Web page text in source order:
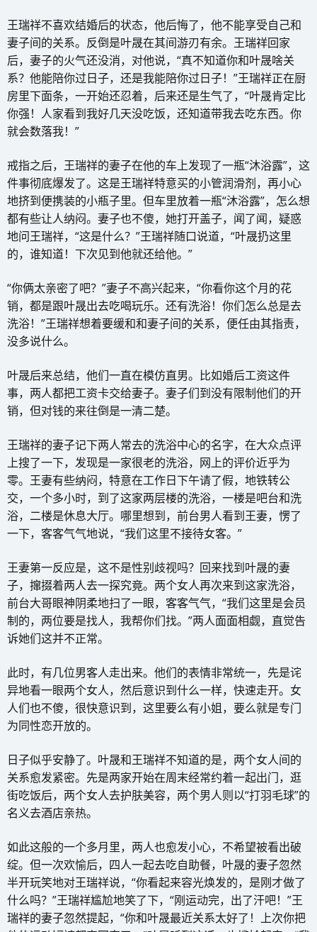
王瑞祥不喜欢结婚后的状态，他后悔了，他不能享受自己和
妻子间的关系。反倒是叶晟在其间游刃有余。王瑞祥回家
后，妻子的火气还没消，对他说，“真不知道你和叶晟啥关
系？他能陪你过日子，还是我能陪你过日子！”王瑞祥正在厨
房里下面条，一开始还忍着，后来还是生气了，“叶晟肯定比
你强！人家看到我好几天没吃饭，还知道带我去吃东西。你
就会数落我！”
戒指之后，王瑞祥的妻子在他的车上发现了一瓶“沐浴露”，这
件事彻底爆发了。这是王瑞祥特意买的小管润滑剂，再小心
地挤到便携装的小瓶子里。但车里放着一瓶“沐浴露”，怎么想
都有些让人纳闷。妻子也不傻，她打开盖子，闻了闻，疑惑
地问王瑞祥，“这是什么？”王瑞祥随口说道，“叶晟扔这里
的，谁知道！下次见到他就还给他。”
“你俩太亲密了吧？”妻子不高兴起来，“你看你这个月的花
销，都是跟叶晟出去吃喝玩乐。还有洗浴！你们怎么总是去
洗浴！”王瑞祥想着要缓和和妻子间的关系，便任由其指责，
没多说什么。
叶晟后来总结，他们一直在模仿直男。比如婚后工资这件
事，两人都把工资卡交给妻子。妻子们到没有限制他们的开
销，但对钱的来往倒是一清二楚。
王瑞祥的妻子记下两人常去的洗浴中心的名字，在大众点评
上搜了一下，发现是一家很老的洗浴，网上的评价近乎为
零。王妻有些纳闷，特意在工作日下午请了假，地铁转公
交，一个多小时，到了这家两层楼的洗浴，一楼是吧台和洗
浴，二楼是休息大厅。哪里想到，前台男人看到王妻，愣了
一下，客客气气地说，“我们这里不接待女客。”
王妻第一反应是，这不是性别歧视吗？回来找到叶晟的妻
子，撺掇着两人去一探究竟。两个女人再次来到这家洗浴，
前台大哥眼神阴柔地扫了一眼，客客气气，“我们这里是会员
制的，两位要是找人，我帮你们找。”两人面面相觑，直觉告
诉她们这并不正常。
此时，有几位男客人走出来。他们的表情非常统一，先是诧
异地看一眼两个女人，然后意识到什么一样，快速走开。女
人们也不傻，很快意识到，这里要么有小姐，要么就是专门
为同性恋开放的。
日子似乎安静了。叶晟和王瑞祥不知道的是，两个女人间的
关系愈发紧密。先是两家开始在周末经常约着一起出门，逛
街吃饭后，两个女人去护肤美容，两个男人则以“打羽毛球”的
名义去酒店亲热。
如此这般的一个多月里，两人也愈发小心，不希望被看出破
绽。但一次欢愉后，四人一起去吃自助餐，叶晟的妻子忽然
半开玩笑地对王瑞祥说，“你看起来容光焕发的，是刚才做了
什么吗？”王瑞祥尴尬地笑了下，“刚运动完，出了汗吧！”王
瑞祥的妻子忽然提起，“你和叶晟最近关系太好了！上次你把